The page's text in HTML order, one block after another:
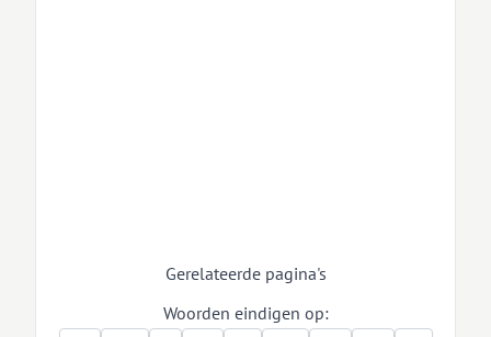
Gerelateerde pagina's
Woorden eindigen op: